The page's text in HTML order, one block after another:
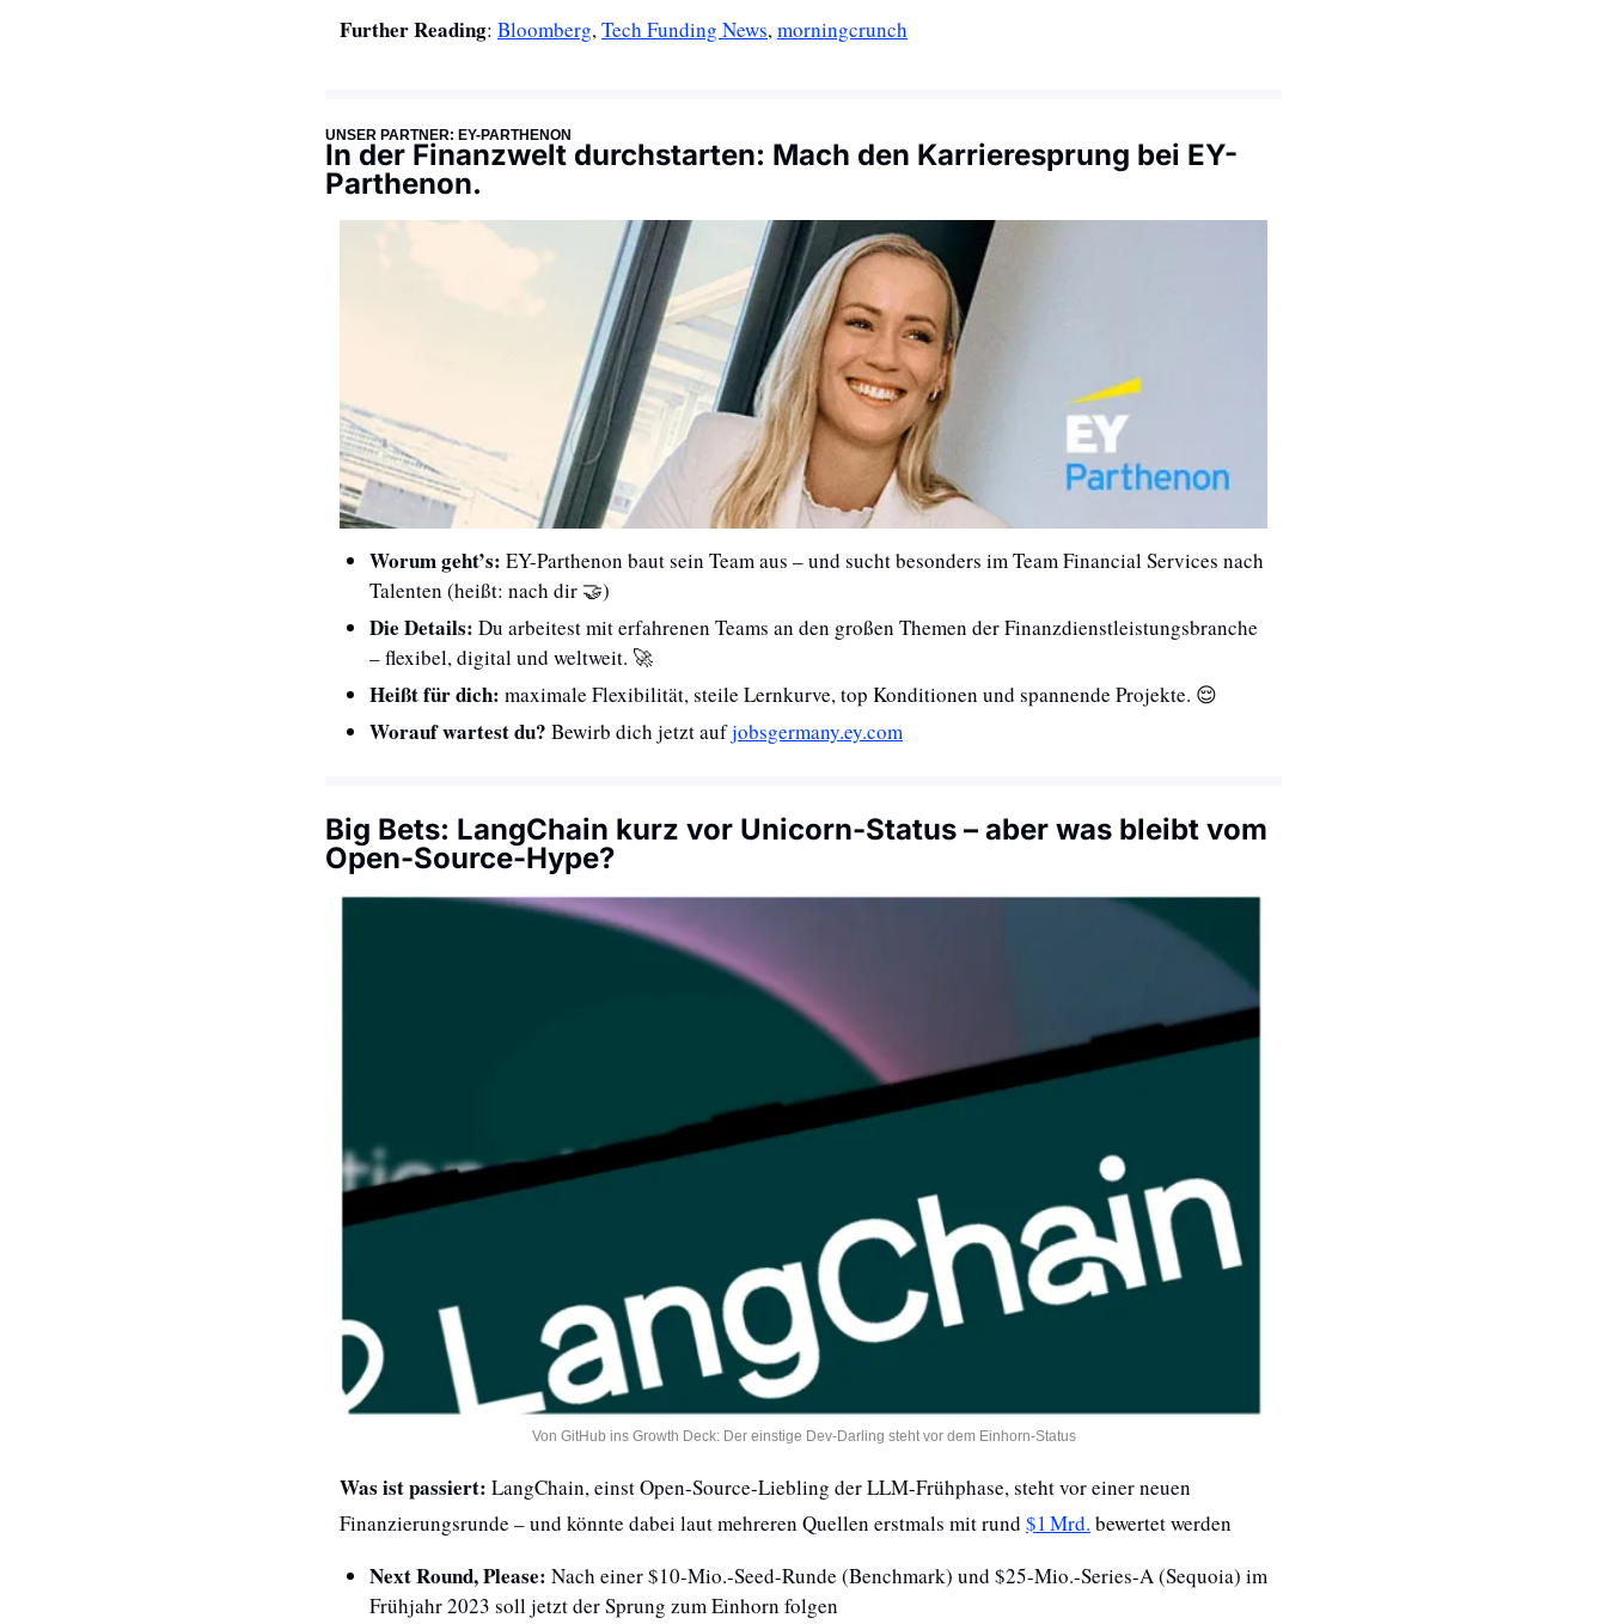
FurtherReading: Bloomberg, Tech Funding News, morningcrunch
UNSER PARTNER: EY-PARTHENON
In der Finanzwelt durchstarten: Mach den Karrieresprung bei EY-
Parthenon.
Worum geht’s: EY-Parthenon baut sein Team aus – und sucht besonders im Team Financial Services nach
Talenten (heißt: nach dir 🤝)
Die Details: Du arbeitest mit erfahrenen Teams an den großen Themen der Finanzdienstleistungsbranche
– flexibel, digital und weltweit. 🚀
Heißt für dich: maximale Flexibilität, steile Lernkurve, top Konditionen und spannende Projekte. 😌
Worauf wartest du? Bewirb dich jetzt auf jobsgermany.ey.com
Big Bets: LangChain kurz vor Unicorn-Status – aber was bleibt vom
Open-Source-Hype?
Von GitHub ins Growth Deck: Der einstige Dev-Darling steht vor dem Einhorn-Status
Was ist passiert: LangChain, einst Open-Source-Liebling der LLM-Frühphase, steht vor einer neuen
Finanzierungsrunde – und könnte dabei laut mehreren Quellen erstmals mit rund $1 Mrd. bewertet werden
Next Round, Please: Nach einer $10-Mio.-Seed-Runde (Benchmark) und $25-Mio.-Series-A (Sequoia) im
Frühjahr 2023 soll jetzt der Sprung zum Einhorn folgen